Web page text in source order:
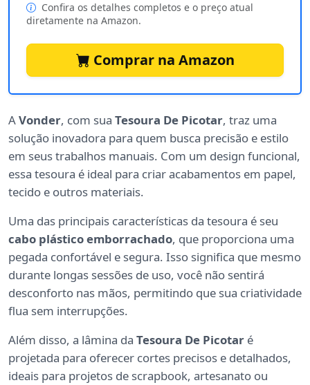
Confira os detalhes completos e o preço atual
diretamente na Amazon.
Comprar na Amazon
AVonder, com sua Tesoura De Picotar, traz uma
solução inovadora para quem busca precisão e estilo
em seus trabalhos manuais. Com um design funcional,
essa tesoura é ideal para criar acabamentos em papel,
tecido e outros materiais.
Uma das principais características da tesoura é seu
cabo plástico emborrachado, que proporciona uma
pegada confortável e segura. Isso significa que mesmo
durante longas sessões de uso, você não sentirá
desconforto nas mãos, permitindo que sua criatividade
flua sem interrupções.
Além disso, a lâmina da Tesoura De Picotar é
projetada para oferecer cortes precisos e detalhados,
ideais para projetos de scrapbook, artesanato ou